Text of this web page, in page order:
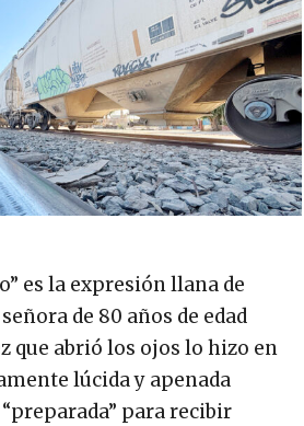
es la expresión llana de
de 80 años de edad
que abrió los ojos lo hizo en
lúcida y apenada
para recibir